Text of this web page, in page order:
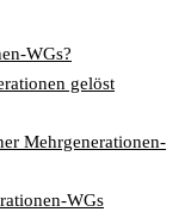
WGs?
gelöst
Mehrgenerationen-
WGs